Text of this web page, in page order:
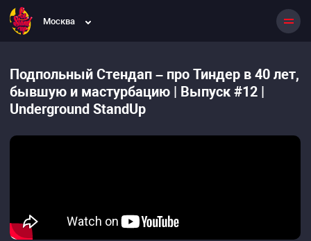
Москва
Подпольный Стендап – про Тиндер в 40 лет,
бывшую и мастурбацию | Выпуск #12 |
Underground StandUp